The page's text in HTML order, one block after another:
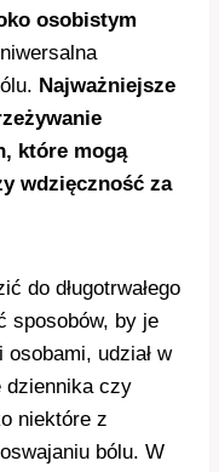
osobistym
Najważniejsze
które mogą
wdzięczność za
do długotrwałego
sposobów, by je
udział w
dziennika czy
niektóre z
bólu. W